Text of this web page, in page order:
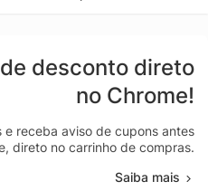
desconto direto
no Chrome!
receba aviso de cupons antes
direto no carrinho de compras.
Saiba mais